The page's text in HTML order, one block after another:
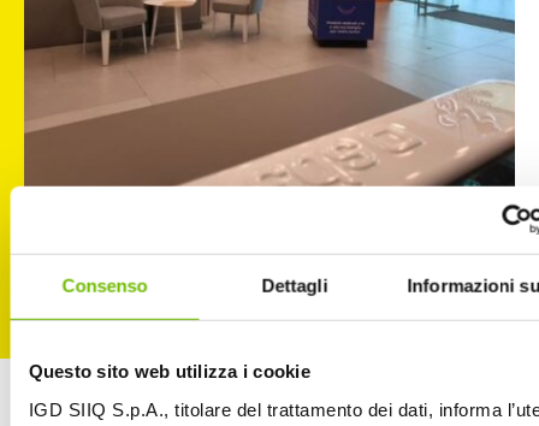
Consenso Dettagli Informazioni
Questo sito web utilizza i cookie
IGD SIIQ S.p.A., titolare del trattamento dei dati, informa